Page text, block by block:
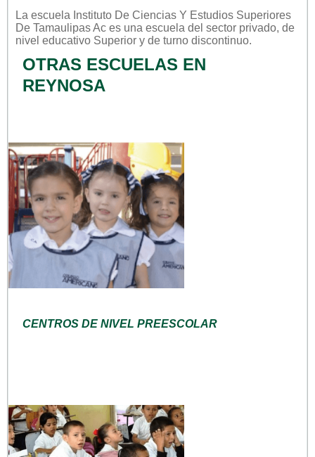
La escuela Instituto De Ciencias Y Estudios Superiores
De Tamaulipas Ac es una escuela del sector privado, de
nivel educativo Superior y de turno discontinuo.
OTRAS ESCUELAS EN
REYNOSA
CENTROS DE NIVEL PREESCOLAR